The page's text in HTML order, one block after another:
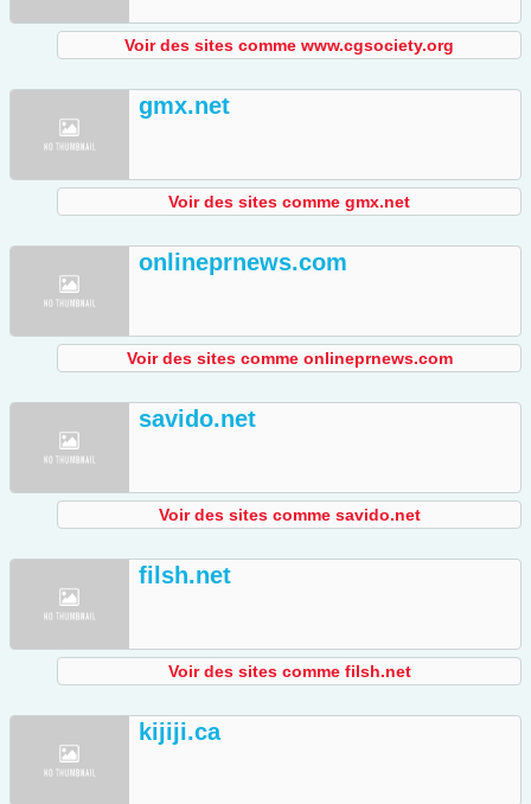
Voir des sites comme www.cgsociety.org
gmx.net
Voir des sites comme gmx.net
onlineprnews.com
Voir des sites comme onlineprnews.com
savido.net
Voir des sites comme savido.net
filsh.net
Voir des sites comme filsh.net
kijiji.ca